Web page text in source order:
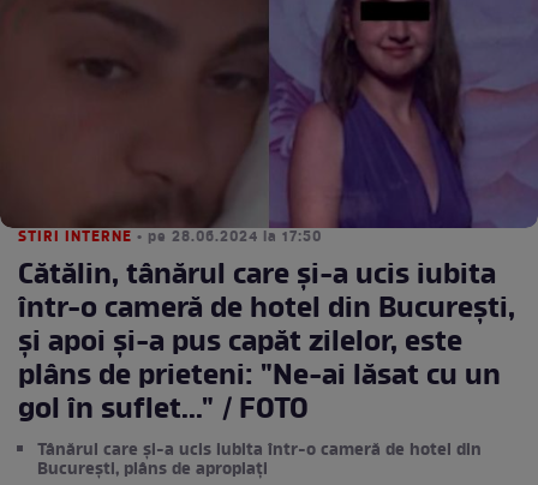
STIRI INTERNE • pe 28.06.2024 la 17:50
Cătălin, tânărul care și-a ucis iubita
într-o cameră de hotel din București,
și apoi și-a pus capăt zilelor, este
plâns de prieteni: "Ne-ai lăsat cu un
gol în suflet..." / FOTO
Tânărul care și-a ucis iubita într-o cameră de hotel din
București, plâns de apropiați